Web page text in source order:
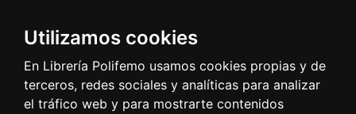
Utilizamos cookies
En Librería Polifemo usamos cookies propias y de
terceros, redes sociales y analíticas para analizar
el tráfico web y para mostrarte contenidos